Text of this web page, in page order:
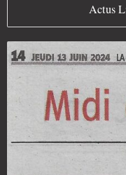
Actus